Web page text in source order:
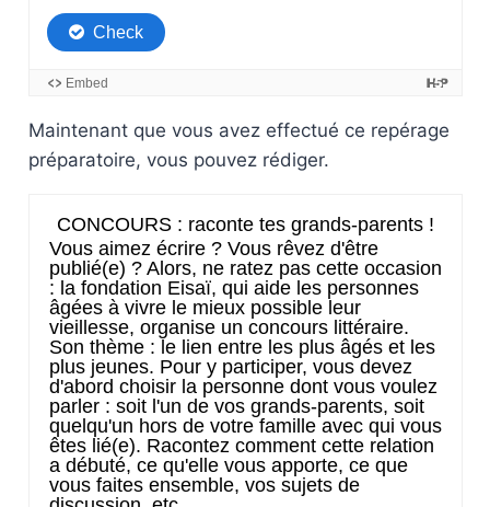
Maintenant que vous avez effectué ce repérage
préparatoire, vous pouvez rédiger.